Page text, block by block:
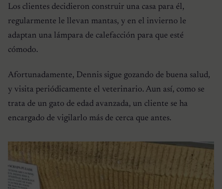
Los clientes decidieron construir una casa para él,
regularmente le llevan mantas, y en el invierno le
adaptan una lámpara de calefacción para que esté
cómodo.
Afortunadamente, Dennis sigue gozando de buena salud,
y visita periódicamente el veterinario. Aun así, como se
trata de un gato de edad avanzada, un cliente se ha
encargado de vigilarlo más de cerca que antes.